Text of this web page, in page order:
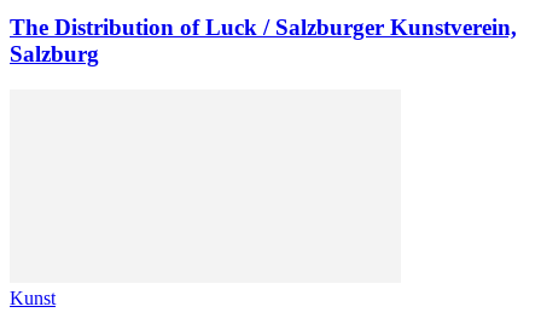
The Distribution of Luck / Salzburger Kunstverein,
Salzburg
Kunst